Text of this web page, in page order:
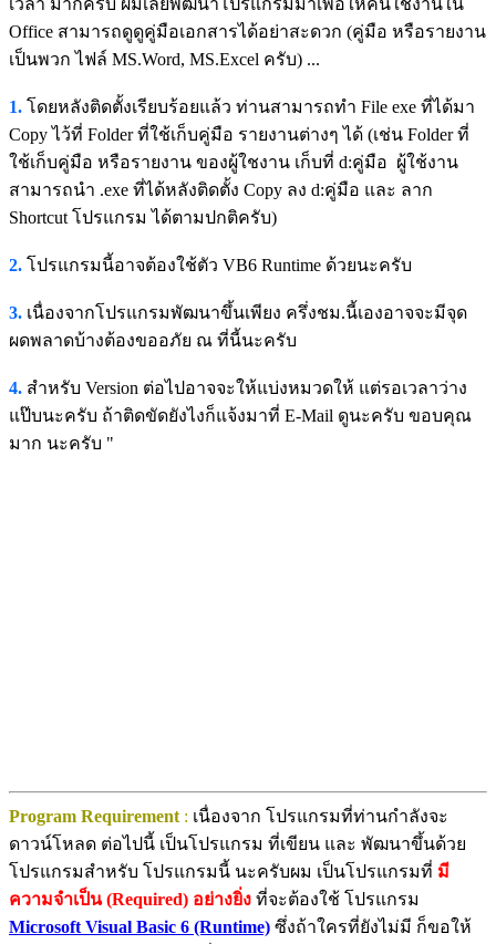
เวลา มากครับ ผมเลยพัฒนาโปรแกรมมาเพื่อให้คนใช้งานใน
Office สามารถดูดูคู่มือเอกสารได้อย่าสะดวก (คู่มือ หรือรายงาน
เป็นพวก ไฟล์ MS.Word, MS.Excel ครับ) ...
1. โดยหลังติดตั้งเรียบร้อยแล้ว ท่านสามารถทำ File exe ที่ได้มา
Copy ไว้ที่ Folder ที่ใช้เก็บคู่มือ รายงานต่างๆ ได้ (เช่น Folder ที่
ใช้เก็บคู่มือ หรือรายงาน ของผู้ใชงาน เก็บที่ d:คู่มือ ผู้ใช้งาน
สามารถนำ .exe ที่ได้หลังติดตั้ง Copy ลง d:คู่มือ และ ลาก
Shortcut โปรแกรม ได้ตามปกติครับ)
2. โปรแกรมนี้อาจต้องใช้ตัว VB6 Runtime ด้วยนะครับ
3. เนื่องจากโปรแกรมพัฒนาขึ้นเพียง ครึ่งชม.นี้เองอาจจะมีจุด
ผดพลาดบ้างต้องขออภัย ณ ที่นี้นะครับ
4. สำหรับ Version ต่อไปอาจจะให้แบ่งหมวดให้ แต่รอเวลาว่าง
แป๊บนะครับ ถ้าติดขัดยังไงก็แจ้งมาที่ E-Mail ดูนะครับ ขอบคุณ
มาก นะครับ "
Program Requirement: เนื่องจาก โปรแกรมที่ท่านกำลังจะ
ดาวน์โหลด ต่อไปนี้ เป็นโปรแกรม ที่เขียน และ พัฒนาขึ้นด้วย
โปรแกรมสำหรับ โปรแกรมนี้ นะครับผม เป็นโปรแกรมที่ มี
ความจำเป็น (Required) อย่างยิ่ง ที่จะต้องใช้ โปรแกรม
Microsoft Visual Basic 6 (Runtime) ซึ่งถ้าใครที่ยังไม่มี ก็ขอให้